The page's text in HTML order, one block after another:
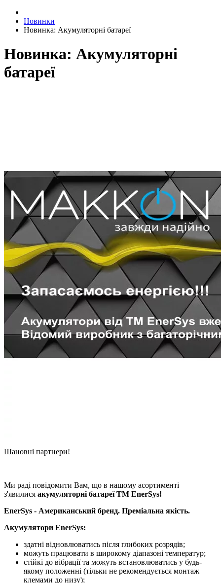
Новинки
Новинка: Акумуляторні батареї
Новинка: Акумуляторні
батареї
Шановні партнери!
Ми раді повідомити Вам, що в нашому асортименті
з'явилися акумуляторні батареї ТМ EnerSys!
EnerSys - Американський бренд. Преміальна якість.
Акумулятори EnerSys:
здатні відновлюватись після глибоких розрядів;
можуть працювати в широкому діапазоні температур;
стійкі до вібрації та можуть встановлюватись у будь-
якому положенні (тільки не рекомендується монтаж
клемами до низу);